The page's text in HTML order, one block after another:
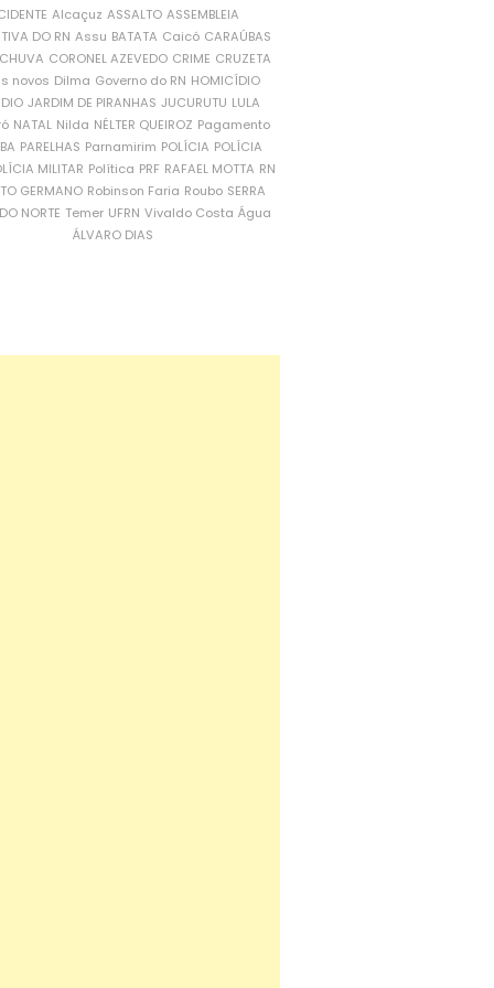
Alcaçuz ASSALTO ASSEMBLEIA
DO RN Assu BATATA Caicó CARAÚBAS
CORONEL AZEVEDO CRIME CRUZETA
novos Dilma Governo do RN HOMICÍDIO
JARDIM DE PIRANHAS JUCURUTU LULA
NATAL Nilda NÉLTER QUEIROZ Pagamento
PARELHAS Parnamirim POLÍCIA POLÍCIA
MILITAR Política PRF RAFAEL MOTTA RN
GERMANO Robinson Faria Roubo SERRA
NORTE Temer UFRN Vivaldo Costa Água
ÁLVARO DIAS